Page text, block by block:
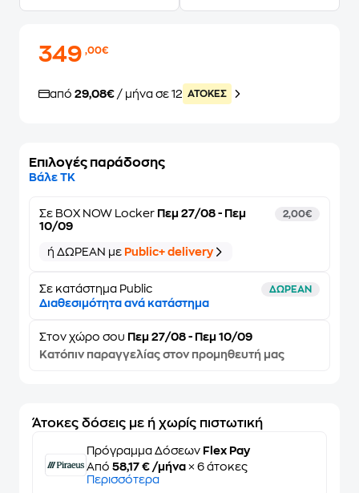
349,00€
από 29,08€ / μήνα σε 12 ATOKEΣ
Επιλογές παράδοσης
Βάλε ΤΚ
Σε BOX NOW Locker Πεμ 27/08 - Πεμ
10/09
2,00€
ή ΔΩΡΕΑΝ με Public+ delivery
Σε κατάστημα Public ΔΩΡΕΑΝ
Διαθεσιμότητα ανά κατάστημα
Στον χώρο σου Πεμ 27/08 - Πεμ 10/09
Κατόπιν παραγγελίας στον προμηθευτή μας
Άτοκες δόσεις με ή χωρίς πιστωτική
Πρόγραμμα Δόσεων Flex Pay
Από 58,17 € /μήνα × 6 άτοκες
Περισσότερα